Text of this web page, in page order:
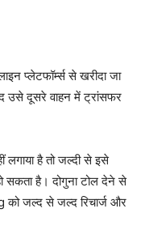
प्लेटफॉर्म्स से खरीदा जा
उसे दूसरे वाहन में ट्रांसफर
है तो जल्दी से इसे
सकता है। दोगुना टोल देने से
जल्द से जल्द रिचार्ज और